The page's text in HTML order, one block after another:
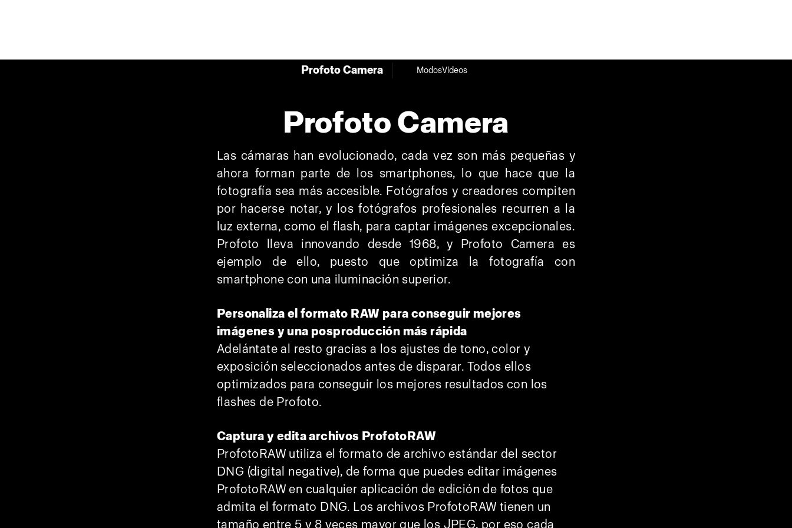
Profoto Camera ModosVídeos
Profoto Camera
Las cámaras han evolucionado, cada vez son más pequeñas y
ahora forman parte de los smartphones, lo que hace que la
fotografía sea más accesible. Fotógrafos y creadores compiten
por hacerse notar, y los fotógrafos profesionales recurren a la
luz externa, como el flash, para captar imágenes excepcionales.
Profoto lleva innovando desde 1968, y Profoto Camera es
ejemplo de ello, puesto que optimiza la fotografía con
smartphone con una iluminación superior.
Personaliza el formato RAW para conseguir mejores
imágenes y una posproducción más rápida
Adelántate al resto gracias a los ajustes de tono, color y
exposición seleccionados antes de disparar. Todos ellos
optimizados para conseguir los mejores resultados con los
flashes de Profoto.
Captura y edita archivos ProfotoRAW
ProfotoRAW utiliza el formato de archivo estándar del sector
DNG (digital negative), de forma que puedes editar imágenes
ProfotoRAW en cualquier aplicación de edición de fotos que
admita el formato DNG. Los archivos ProfotoRAW tienen un
tamaño entre 5 y 8 veces mayor que los JPEG, por eso cada